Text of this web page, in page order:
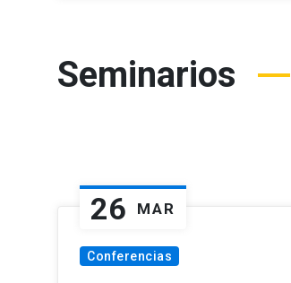
Seminarios
26 MAR
Conferencias